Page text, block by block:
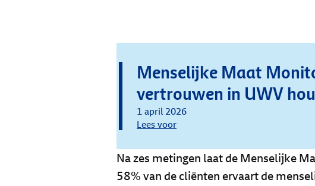
Menselijke Maat
vertrouwen in UWV
1 april 2026
Lees voor
Na zes metingen laat de Menselijke
58% van de cliënten ervaart de